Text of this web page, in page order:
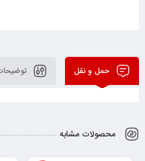
حمل و نقل
محصولات مشابه